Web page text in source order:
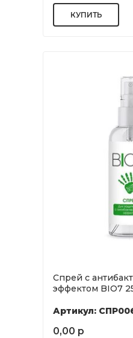
Спрей с
эффектом BIO7
Артикул:
0,00 р